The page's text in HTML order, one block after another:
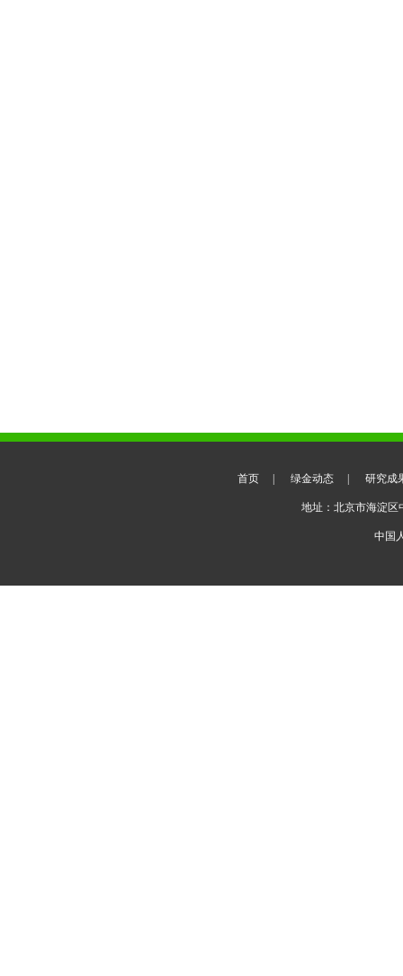
首页 |绿金动态 |研究成
地址：北京市海淀区
中国